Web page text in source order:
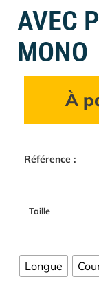
AVEC
MONO
À
Référence :
Taille
Longue